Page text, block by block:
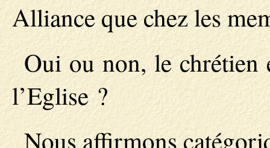
Alliance que chez les
Oui ou non, le chrétien
l’Eglise ?
Nous affirmons